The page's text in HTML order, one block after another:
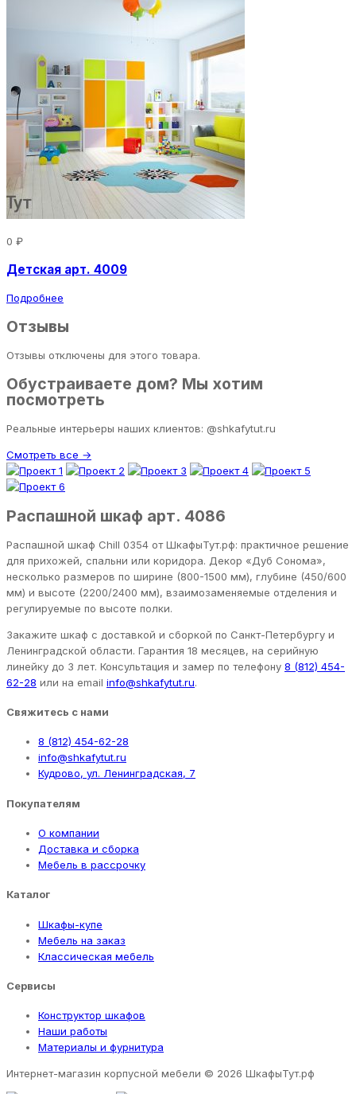
0 ₽
Детская арт. 4009
Подробнее
Отзывы
Отзывы отключены для этого товара.
Обустраиваете дом? Мы хотим
посмотреть
Реальные интерьеры наших клиентов: @shkafytut.ru
Смотреть все →
Распашной шкаф арт. 4086
Распашной шкаф Chill 0354 от ШкафыТут.рф: практичное решение
для прихожей, спальни или коридора. Декор «Дуб Сонома»,
несколько размеров по ширине (800-1500 мм), глубине (450/600
мм) и высоте (2200/2400 мм), взаимозаменяемые отделения и
регулируемые по высоте полки.
Закажите шкаф с доставкой и сборкой по Санкт-Петербургу и
Ленинградской области. Гарантия 18 месяцев, на серийную
линейку до 3 лет. Консультация и замер по телефону 8 (812) 454-
62-28 или на email info@shkafytut.ru.
Свяжитесь с нами
8 (812) 454-62-28
info@shkafytut.ru
Кудрово, ул. Ленинградская, 7
Покупателям
О компании
Доставка и сборка
Мебель в рассрочку
Каталог
Шкафы-купе
Мебель на заказ
Классическая мебель
Сервисы
Конструктор шкафов
Наши работы
Материалы и фурнитура
Интернет-магазин корпусной мебели © 2026 ШкафыТут.рф